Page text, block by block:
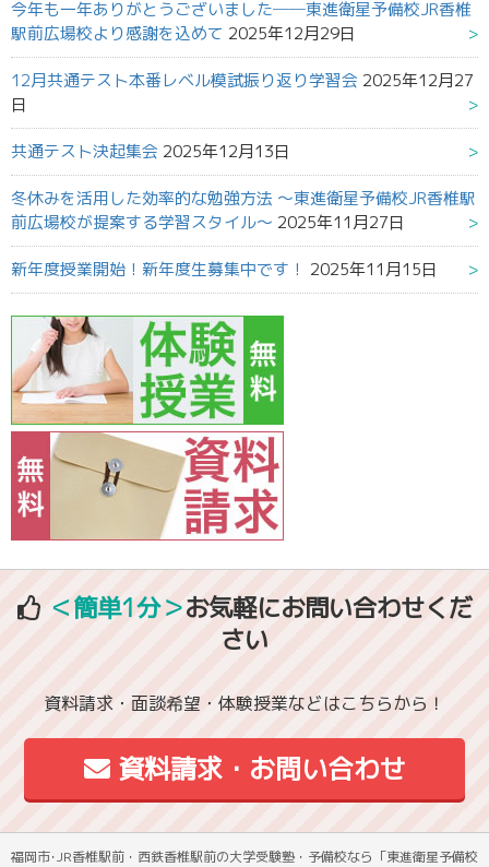
今年も一年ありがとうございました──東進衛星予備校JR香椎
駅前広場校より感謝を込めて 2025年12月29日
12月共通テスト本番レベル模試振り返り学習会 2025年12月27
日
共通テスト決起集会 2025年12月13日
冬休みを活用した効率的な勉強方法 ～東進衛星予備校JR香椎駅
前広場校が提案する学習スタイル～ 2025年11月27日
新年度授業開始！新年度生募集中です！ 2025年11月15日
＜簡単1分＞お気軽にお問い合わせくだ
さい
資料請求・面談希望・体験授業などはこちらから！
資料請求・お問い合わせ
福岡市･JR香椎駅前・西鉄香椎駅前の大学受験塾・予備校なら「東進衛星予備校